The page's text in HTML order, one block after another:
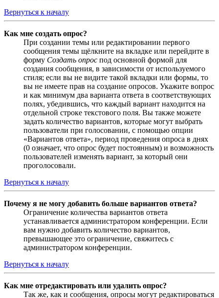
Вернуться к началу
Как мне создать опрос?
При создании темы или редактировании первого
сообщения темы щёлкните на вкладке или перейдите в
форму Создать опрос под основной формой для
создания сообщения, в зависимости от используемого
стиля; если вы не видите такой вкладки или формы, то
вы не имеете прав на создание опросов. Укажите вопрос
и как минимум два варианта ответа в соответствующих
полях, убедившись, что каждый вариант находится на
отдельной строке текстового поля. Вы также можете
задать количество вариантов, которые могут выбрать
пользователи при голосовании, с помощью опции
«Вариантов ответа», период проведения опроса в днях
(0 означает, что опрос будет постоянным) и возможность
пользователей изменять вариант, за который они
проголосовали.
Вернуться к началу
Почему я не могу добавить больше вариантов ответа?
Ограничение количества вариантов ответа
устанавливается администратором конференции. Если
вам нужно добавить количество вариантов,
превышающее это ограничение, свяжитесь с
администратором конференции.
Вернуться к началу
Как мне отредактировать или удалить опрос?
Так же, как и сообщения, опросы могут редактироваться